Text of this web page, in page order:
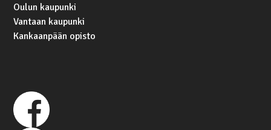
Oulun kaupunki
Vantaan kaupunki
Kankaanpään opisto